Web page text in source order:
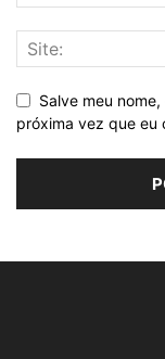
Salve meu
próxima vez que eu